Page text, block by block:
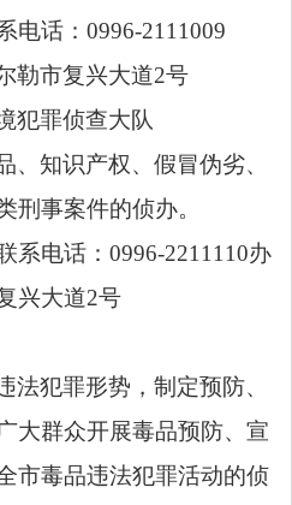
话：0996-2111009
勒市复兴大道2号
犯罪侦查大队
、知识产权、假冒伪劣、
刑事案件的侦办。
电话：0996-2211110办
兴大道2号
法犯罪形势，制定预防、
大群众开展毒品预防、宣
市毒品违法犯罪活动的侦